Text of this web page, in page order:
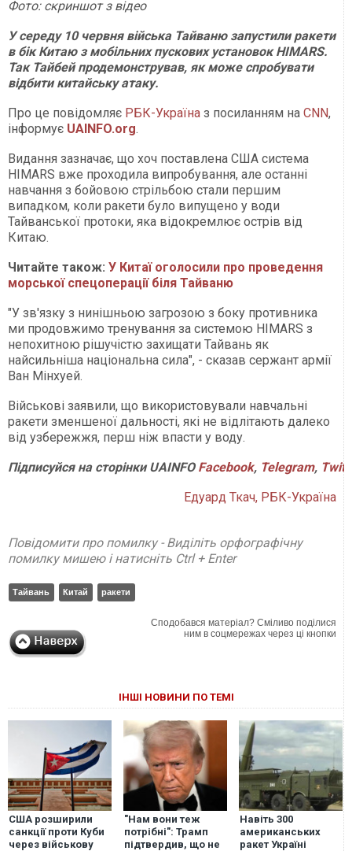
Фото: скриншот з відео
У середу 10 червня війська Тайваню запустили ракети
в бік Китаю з мобільних пускових установок HIMARS.
Так Тайбей продемонстрував, як може спробувати
відбити китайську атаку.
Про це повідомляє РБК-Україна з посиланням на CNN,
інформує UAINFO.org.
Видання зазначає, що хоч поставлена США система
HIMARS вже проходила випробування, але останні
навчання з бойовою стрільбою стали першим
випадком, коли ракети було випущено у води
Тайванської протоки, яка відокремлює острів від
Китаю.
Читайте також: У Китаї оголосили про проведення
морської спецоперації біля Тайваню
"У зв'язку з нинішньою загрозою з боку противника
ми продовжимо тренування за системою HIMARS з
непохитною рішучістю захищати Тайвань як
найсильніша національна сила", - сказав сержант армії
Ван Мінхуей.
Військові заявили, що використовували навчальні
ракети зменшеної дальності, які не відлітають далеко
від узбережжя, перш ніж впасти у воду.
ПідписуйсянасторінкиUAINFO Facebook, Telegram,
Едуард Ткач, РБК-Україна
Повідомити про помилку - Виділіть орфографічну
помилку мишею і натисніть Ctrl + Enter
Тайвань Китай ракети
Сподобався матеріал? Сміливо поділися
ним в соцмережах через ці кнопки
ІНШІ НОВИНИ ПО ТЕМІ
США розширили
санкції проти Куби
через військову
"Нам вони теж
потрібні": Трамп
підтвердив, що не
Навіть 300
американських
ракет Україні